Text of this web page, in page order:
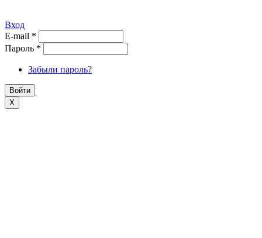
Вход
E-mail *
Пароль *
Забыли пароль?
X